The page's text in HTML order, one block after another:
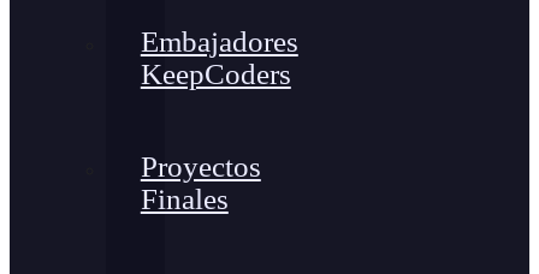
Embajadores
KeepCoders
Proyectos
Finales